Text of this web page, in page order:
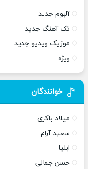
آلبوم جدید
تک آهنگ جدید
موزیک ویدیو جدید
ویژه
خوانندگان
میلاد باکری
سعید آرام
ایلیا
حسن جمالی